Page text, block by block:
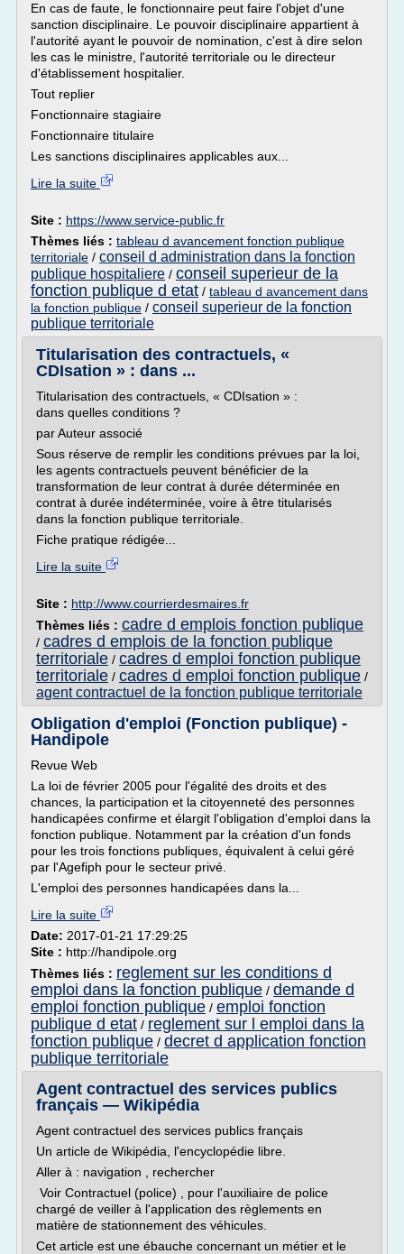
En cas de faute, le fonctionnaire peut faire l'objet d'une
sanction disciplinaire. Le pouvoir disciplinaire appartient à
l'autorité ayant le pouvoir de nomination, c'est à dire selon
les cas le ministre, l'autorité territoriale ou le directeur
d'établissement hospitalier.
Tout replier
Fonctionnaire stagiaire
Fonctionnaire titulaire
Les sanctions disciplinaires applicables aux...
Lire la suite
Site : https://www.service-public.fr
Thèmes liés : tableau d avancement fonction publique
territoriale / conseil d administration dans la fonction
publique hospitaliere / conseil superieur de la
fonction publique d etat / tableau d avancement dans
la fonction publique / conseil superieur de la fonction
publique territoriale
Titularisation des contractuels, «
CDIsation » : dans ...
Titularisation des contractuels, « CDIsation » :
dans quelles conditions ?
par Auteur associé
Sous réserve de remplir les conditions prévues par la loi,
les agents contractuels peuvent bénéficier de la
transformation de leur contrat à durée déterminée en
contrat à durée indéterminée, voire à être titularisés
dans la fonction publique territoriale.
Fiche pratique rédigée...
Lire la suite
Site : http://www.courrierdesmaires.fr
Thèmes liés : cadre d emplois fonction publique
/ cadres d emplois de la fonction publique
territoriale / cadres d emploi fonction publique
territoriale / cadres d emploi fonction publique /
agent contractuel de la fonction publique territoriale
Obligation d'emploi (Fonction publique) -
Handipole
Revue Web
La loi de février 2005 pour l'égalité des droits et des
chances, la participation et la citoyenneté des personnes
handicapées confirme et élargit l'obligation d'emploi dans la
fonction publique. Notamment par la création d'un fonds
pour les trois fonctions publiques, équivalent à celui géré
par l'Agefiph pour le secteur privé.
L'emploi des personnes handicapées dans la...
Lire la suite
Date: 2017-01-21 17:29:25
Site : http://handipole.org
Thèmes liés : reglement sur les conditions d
emploi dans la fonction publique / demande d
emploi fonction publique / emploi fonction
publique d etat / reglement sur l emploi dans la
fonction publique / decret d application fonction
publique territoriale
Agent contractuel des services publics
français — Wikipédia
Agent contractuel des services publics français
Un article de Wikipédia, l'encyclopédie libre.
Aller à : navigation , rechercher
Voir Contractuel (police) , pour l'auxiliaire de police
chargé de veiller à l'application des règlements en
matière de stationnement des véhicules.
Cet article est une ébauche concernant un métier et le